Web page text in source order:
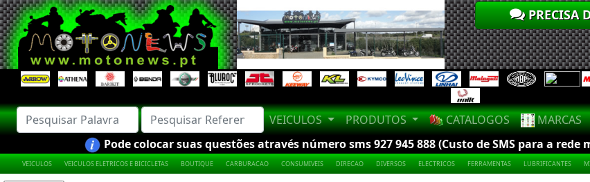
PRECISA
VEICULOS PRODUTOS CATALOGOS MARCAS
Pode colocar suas questões através número sms 927 945 888 (Custo de SMS para a
VEICULOS VEICULOS ELETRICOS E BICICLETAS BOUTIQUE CARBURACAO CONSUMIVEIS DIRECAO DIVERSOS ELECTRICOS FERRAMENTAS LUBRIFICANTES